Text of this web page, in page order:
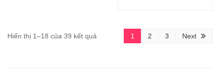
Hiển thị 1–18 của 39 kết quả 1 2 3 Next